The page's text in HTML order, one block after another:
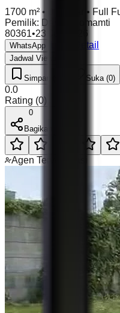
1700 m² • • Full
Pemilik: Daniel Romamti
80361•23 Jun 2026
WhatsApp Lihat Detail
Jadwal Viewing
Simpan (0) Suka (0)
0.0
Rating (0)
0
Bagikan
Agen Terverifikasi